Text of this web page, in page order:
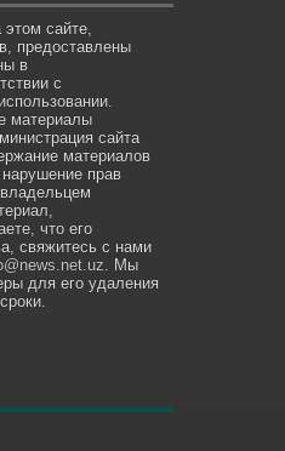
сайте,
предоставлены
в
с
материалы
сайта
материалов
прав
что его
свяжитесь с нами
. Мы
для его удаления